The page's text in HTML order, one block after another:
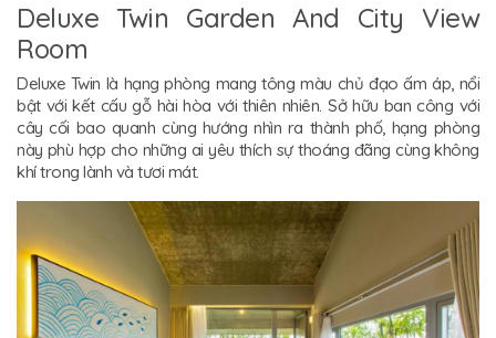
Deluxe Twin Garden And City View
Room
Deluxe Twin là hạng phòng mang tông màu chủ đạo ấm áp, nổi
bật với kết cấu gỗ hài hòa với thiên nhiên. Sở hữu ban công với
cây cối bao quanh cùng hướng nhìn ra thành phố, hạng phòng
này phù hợp cho những ai yêu thích sự thoáng đãng cùng không
khí trong lành và tươi mát.